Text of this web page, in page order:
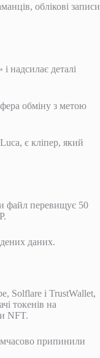
облікові записи
надсилає деталі
обміну з метою
є кліпер, який
файл перевищує 50
даних.
Solflare і TrustWallet,
токенів на
NFT.
припинили